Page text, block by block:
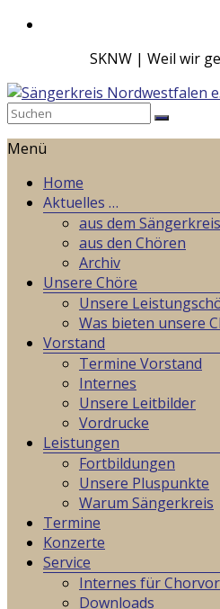
Zum
SKNW | Weil wir
Sängerkreis
Nordwestfalen
Weil
gemeinsames
Singen
lieben!
Menü
Home
Aktuelles …
aus dem Sängerkreis
aus den Chören
Archiv
Unsere Chöre
Unsere
Was bieten unsere
Vorstand
Termine Vorstand
Internes
Unsere Leitbilder
Vordrucke
Leistungen
Fortbildungen
Unsere Pluspunkte
Warum Sängerkreis
Termine
Konzerte
Service
Internes für
Downloads